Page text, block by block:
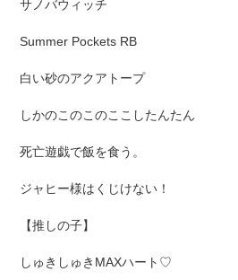
サノバウィッチ
Summer Pockets RB
白い砂のアクアトープ
しかのこのこのここしたんたん
死亡遊戯で飯を食う。
ジャヒー様はくじけない！
【推しの子】
しゅきしゅきMAXハート♡